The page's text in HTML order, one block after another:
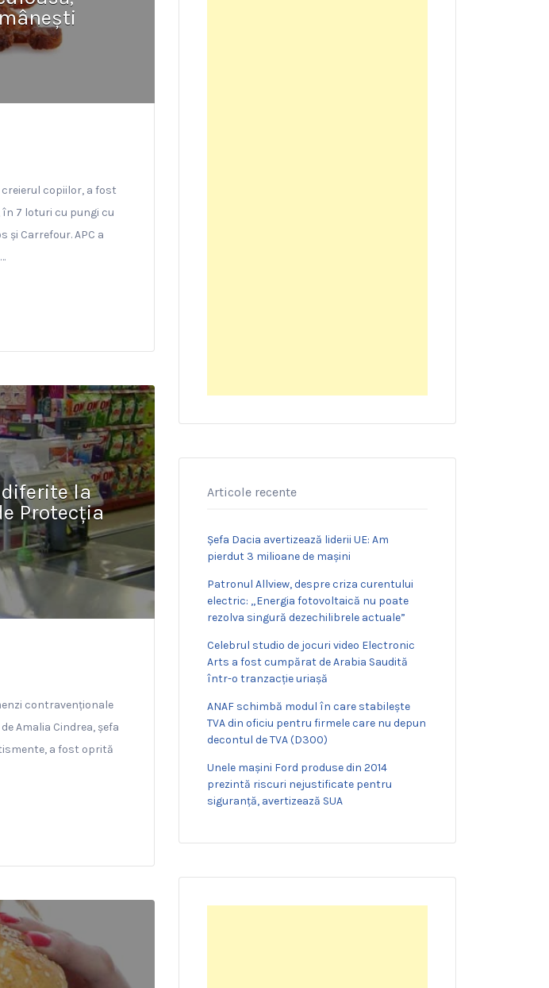
copiilor, a fost
7 loturi cu pungi cu
și Carrefour. APC a
la
Protecția
contravenționale
Amalia Cindrea, șefa
a fost oprită
Articole recente
Șefa Dacia avertizează liderii UE: Am
pierdut 3 milioane de mașini
Patronul Allview, despre criza curentului
electric: „Energia fotovoltaică nu poate
rezolva singură dezechilibrele actuale”
Celebrul studio de jocuri video Electronic
Arts a fost cumpărat de Arabia Saudită
într-o tranzacție uriașă
ANAF schimbă modul în care stabilește
TVA din oficiu pentru firmele care nu depun
decontul de TVA (D300)
Unele mașini Ford produse din 2014
prezintă riscuri nejustificate pentru
siguranță, avertizează SUA